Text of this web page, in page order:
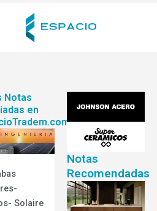
Notas
en
Solaire
Notas
Recomendadas